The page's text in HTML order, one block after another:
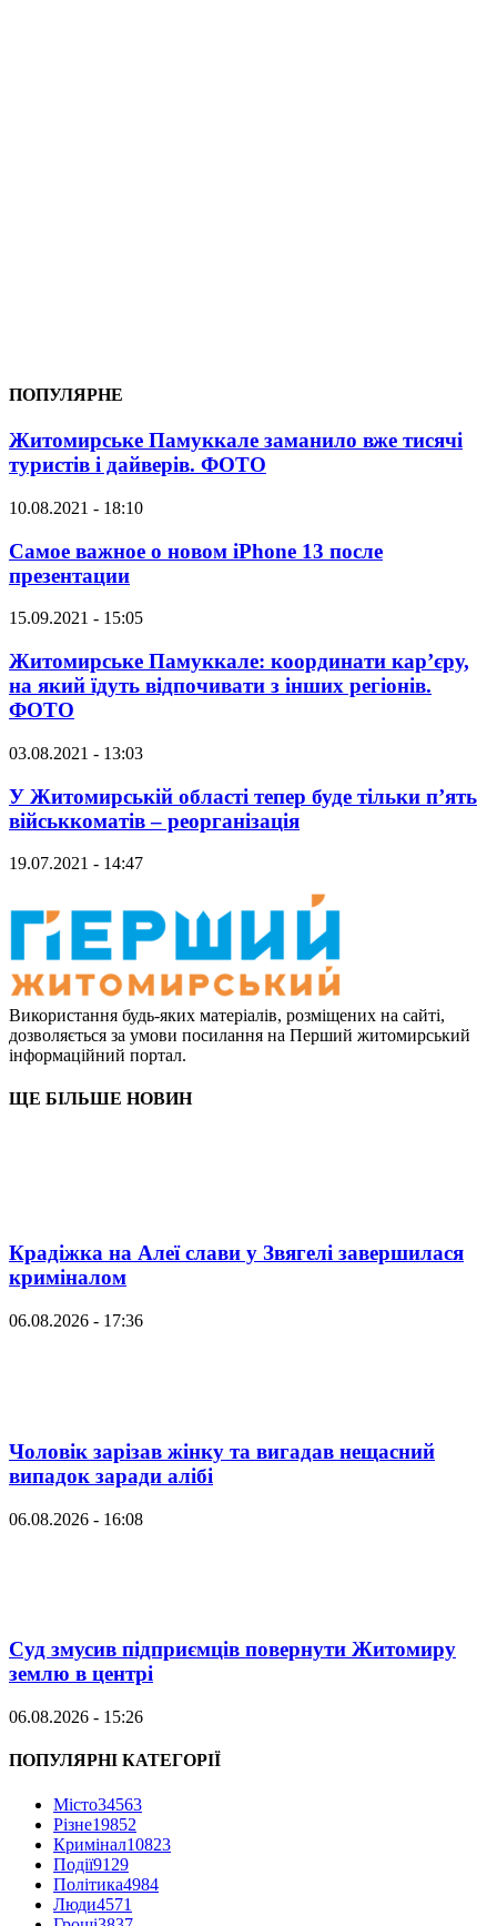
ПОПУЛЯРНЕ
Житомирське Памуккале заманило вже тисячі
туристів і дайверів. ФОТО
10.08.2021 - 18:10
Самое важное о новом iPhone 13 после
презентации
15.09.2021 - 15:05
Житомирське Памуккале: координати кар’єру,
на який їдуть відпочивати з інших регіонів.
ФОТО
03.08.2021 - 13:03
У Житомирській області тепер буде тільки п’ять
військкоматів – реорганізація
19.07.2021 - 14:47
Використання будь-яких матеріалів, розміщених на сайті,
дозволяється за умови посилання на Перший житомирський
інформаційний портал.
ЩЕ БІЛЬШЕ НОВИН
Крадіжка на Алеї слави у Звягелі завершилася
криміналом
06.08.2026 - 17:36
Чоловік зарізав жінку та вигадав нещасний
випадок заради алібі
06.08.2026 - 16:08
Суд змусив підприємців повернути Житомиру
землю в центрі
06.08.2026 - 15:26
ПОПУЛЯРНІ КАТЕГОРІЇ
Місто34563
Різне19852
Кримінал10823
Події9129
Політика4984
Люди4571